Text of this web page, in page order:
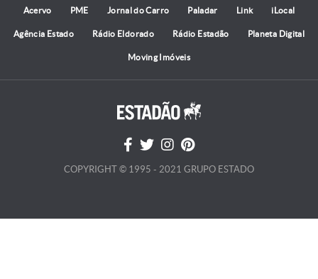
Acervo PME Jornal do Carro Paladar Link iLocal
Agência Estado Rádio Eldorado Rádio Estadão Planeta Digital
Moving Imóveis
COPYRIGHT © 1995 - 2021 GRUPO ESTADO